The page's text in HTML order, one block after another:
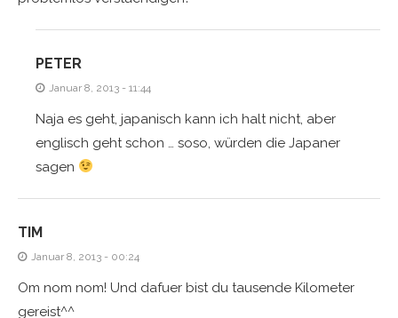
PETER
Januar 8, 2013 - 11:44
Naja es geht, japanisch kann ich halt nicht, aber
englisch geht schon … soso, würden die Japaner
sagen
TIM
Januar 8, 2013 - 00:24
Om nom nom! Und dafuer bist du tausende Kilometer
gereist^^